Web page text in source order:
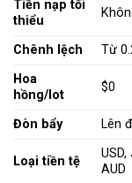
Tiền nạp tối
thiểu
Chênh lệch Từ
Hoa
hồng/lot
$0
Đòn bẩy Lên
Loại tiền tệ
USD,
AUD